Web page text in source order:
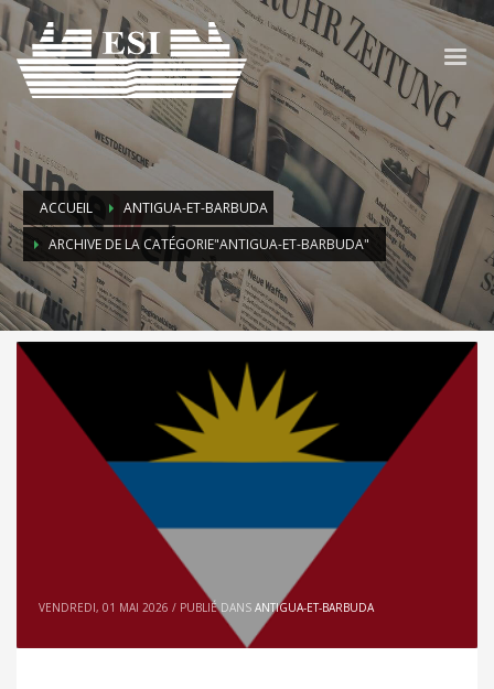
ACCUEIL
ANTIGUA-ET-BARBUDA
ARCHIVE DE LA CATÉGORIE"ANTIGUA-ET-BARBUDA"
VENDREDI, 01 MAI 2026 / PUBLIÉ DANS ANTIGUA-ET-BARBUDA